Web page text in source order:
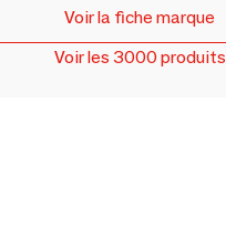
Voir la fiche marque
Voir les 3000 produits